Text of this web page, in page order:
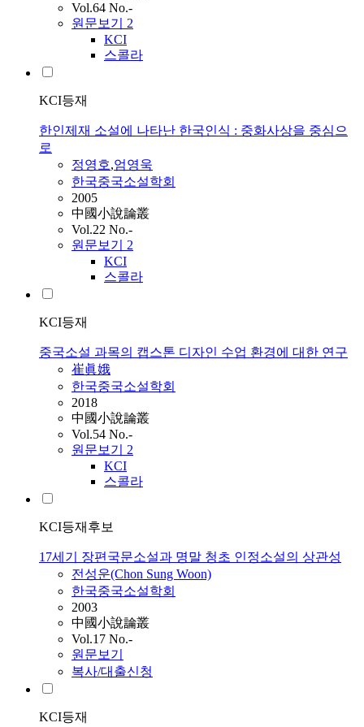
Vol.64 No.-
원문보기 2
KCI
스콜라
KCI등재
한인제재 소설에 나타난 한국인식 : 중화사상을 중심으
로
정영호,엄영욱
한국중국소설학회
2005
中國小說論叢
Vol.22 No.-
원문보기 2
KCI
스콜라
KCI등재
중국소설 과목의 캡스톤 디자인 수업 환경에 대한 연구
崔眞娥
한국중국소설학회
2018
中國小說論叢
Vol.54 No.-
원문보기 2
KCI
스콜라
KCI등재후보
17세기 장편국문소설과 명말 청초 인정소설의 상관성
전성운(Chon Sung Woon)
한국중국소설학회
2003
中國小說論叢
Vol.17 No.-
원문보기
복사/대출신청
KCI등재